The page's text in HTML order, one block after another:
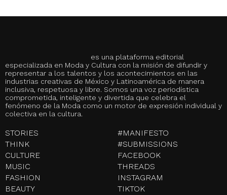
es una plataforma editorial
especializada en Moda y Cultura con la misión de difundir y
representar a los talentos y los acontecimientos en las
industrias creativas de México y Latinoamérica de manera
inclusiva, respetuosa y libre. Somos una voz periodística
comprometida, inteligente y divertida que celebra el
fenómeno de la Moda como un motor de expresión individual y
colectiva en la cultura.
STORIES
THINK
CULTURE
MUSIC
FASHION
BEAUTY
#MANIFESTO
#SUBMISSIONS
FACEBOOK
THREADS
INSTAGRAM
TIKTOK